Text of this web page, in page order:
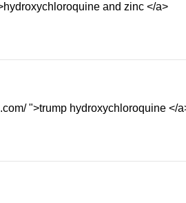
and zinc </a>
">trump hydroxychloroquine </